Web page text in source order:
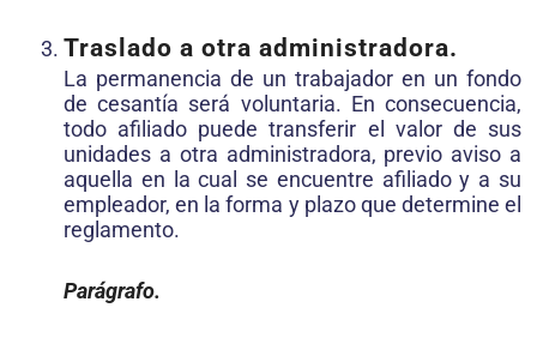
Traslado a otra administradora.
La permanencia de un trabajador en un fondo
de cesantía será voluntaria. En consecuencia,
todo afiliado puede transferir el valor de sus
unidades a otra administradora, previo aviso a
aquella en la cual se encuentre afiliado y a su
empleador, en la forma y plazo que determine el
reglamento.
Parágrafo.